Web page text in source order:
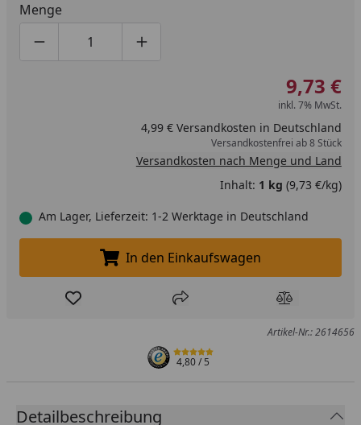
Menge
Produktmenge um eins verringern
Produktmenge manuell eingeben
Produktmenge um eins erhöhen
9,73 €
inkl. 7% MwSt.
4,99 € Versandkosten in Deutschland
Versandkostenfrei ab 8 Stück
Versandkosten nach Menge und Land
Inhalt: 1 kg (9,73 €/kg)
Am Lager, Lieferzeit: 1-2 Werktage in Deutschland
In den Einkaufswagen legen
In den Einkaufswagen
Produkt zur Wunschliste hinzufügen
Teilen Produkt
Artikel-Nr.: 2614656
4,80/ 5
Detailbeschreibung